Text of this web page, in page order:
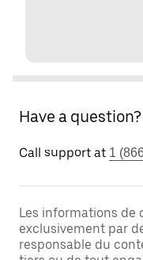
Have a question?
Call support at 1
Les informations de
exclusivement par
responsable du